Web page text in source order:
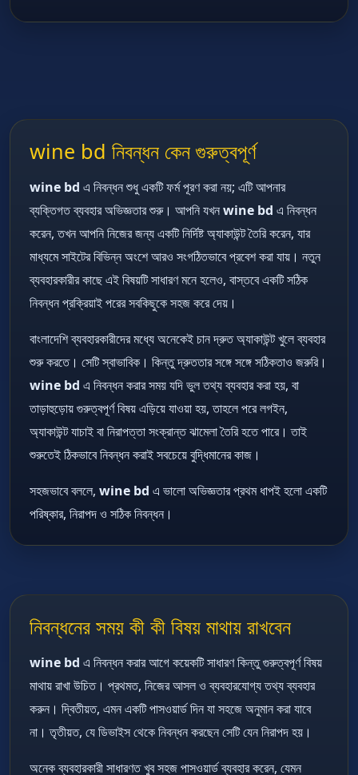
wine bd নিবন্ধন কেন গুরুত্বপূর্ণ
wine bd এ নিবন্ধন শুধু একটি ফর্ম পূরণ করা নয়; এটি আপনার
ব্যক্তিগত ব্যবহার অভিজ্ঞতার শুরু। আপনি যখনwine bd এ নিবন্ধন
করেন, তখন আপনি নিজের জন্য একটি নির্দিষ্ট অ্যাকাউন্ট তৈরি করেন, যার
মাধ্যমে সাইটের বিভিন্ন অংশে আরও সংগঠিতভাবে প্রবেশ করা যায়। নতুন
ব্যবহারকারীর কাছে এই বিষয়টি সাধারণ মনে হলেও, বাস্তবে একটি সঠিক
নিবন্ধন প্রক্রিয়াই পরের সবকিছুকে সহজ করে দেয়।
বাংলাদেশি ব্যবহারকারীদের মধ্যে অনেকেই চান দ্রুত অ্যাকাউন্ট খুলে ব্যবহার
শুরু করতে। সেটি স্বাভাবিক। কিন্তু দ্রুততার সঙ্গে সঙ্গে সঠিকতাও জরুরি।
wine bd এ নিবন্ধন করার সময় যদি ভুল তথ্য ব্যবহার করা হয়, বা
তাড়াহুড়োয় গুরুত্বপূর্ণ বিষয় এড়িয়ে যাওয়া হয়, তাহলে পরে লগইন,
অ্যাকাউন্ট যাচাই বা নিরাপত্তা সংক্রান্ত ঝামেলা তৈরি হতে পারে। তাই
শুরুতেই ঠিকভাবে নিবন্ধন করাই সবচেয়ে বুদ্ধিমানের কাজ।
সহজভাবে বললে, wine bd এ ভালো অভিজ্ঞতার প্রথম ধাপই হলো একটি
পরিষ্কার, নিরাপদ ও সঠিক নিবন্ধন।
নিবন্ধনের সময় কী কী বিষয় মাথায় রাখবেন
wine bd এ নিবন্ধন করার আগে কয়েকটি সাধারণ কিন্তু গুরুত্বপূর্ণ বিষয়
মাথায় রাখা উচিত। প্রথমত, নিজের আসল ও ব্যবহারযোগ্য তথ্য ব্যবহার
করুন। দ্বিতীয়ত, এমন একটি পাসওয়ার্ড দিন যা সহজে অনুমান করা যাবে
না। তৃতীয়ত, যে ডিভাইস থেকে নিবন্ধন করছেন সেটি যেন নিরাপদ হয়।
অনেক ব্যবহারকারী সাধারণত খুব সহজ পাসওয়ার্ড ব্যবহার করেন, যেমন